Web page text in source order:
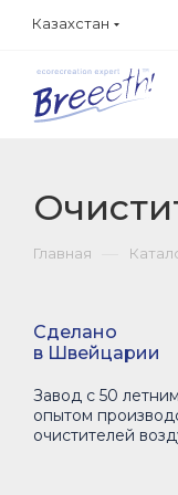
Казахстан
Главная
Сделано
в Швейцарии
Завод с 50 летним
опытом
очистителей